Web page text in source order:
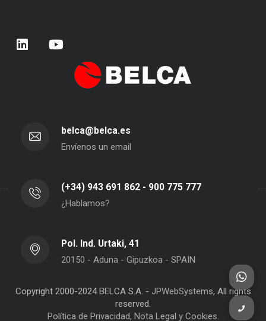
belca@belca.es
Envíenos un email
(+34) 943 691 862 - 900 775 777
¿Hablamos?
Pol. Ind. Urtaki, 41
20150 - Aduna - Gipuzkoa - SPAIN
Copyright 2000-2024 BELCA S.A. - JPWebSystems, All rights
reserved.
Política de Privacidad, Nota Legal y Cookies.